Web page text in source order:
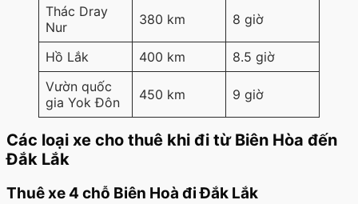
Thác Dray
Nur
380 km 8 giờ
Hồ Lắk 400 km
8.5 giờ
Vườn quốc
gia Yok Đôn
450 km 9 giờ
Các loại xe cho thuê khi đi từ Biên Hòa đến
Đắk Lắk
Thuê xe 4 chỗ Biên Hoà đi Đắk Lắk